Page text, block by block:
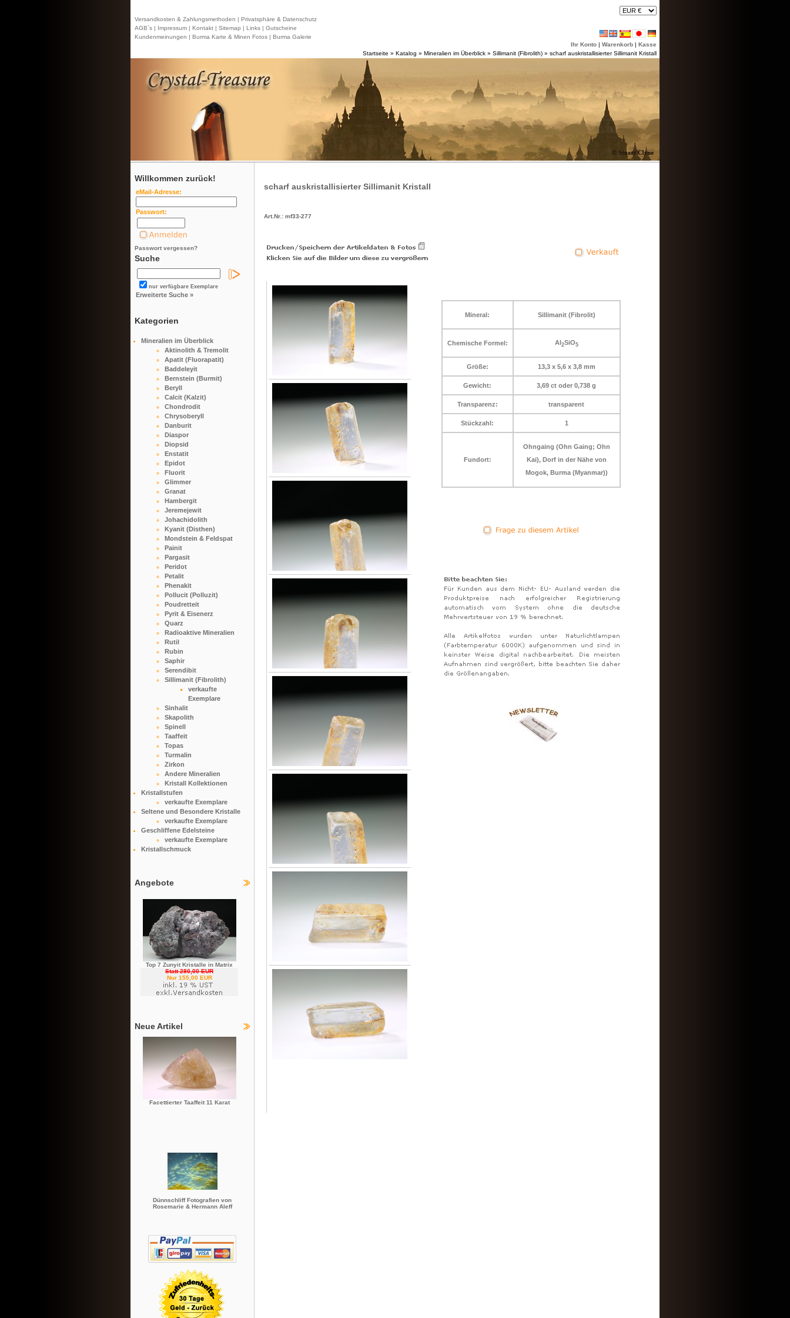
Versandkosten & Zahlungsmethoden | Privatsphäre & Datenschutz
AGB`s | Impressum | Kontakt | Sitemap | Links | Gutscheine
Kundenmeinungen | Burma Karte & Minen Fotos | Burma Galerie
Ihr Konto | Warenkorb | Kasse
Startseite » Katalog » Mineralien im Überblick » Sillimanit (Fibrolith) » scharf auskristallisierter Sillimanit Kristall
Willkommen zurück!
eMail-Adresse:
Passwort:
Passwort vergessen?
Suche
nur verfügbare Exemplare
Erweiterte Suche »
Kategorien
Mineralien im Überblick
Aktinolith & Tremolit
Apatit (Fluorapatit)
Baddeleyit
Bernstein (Burmit)
Beryll
Calcit (Kalzit)
Chondrodit
Chrysoberyll
Danburit
Diaspor
Diopsid
Enstatit
Epidot
Fluorit
Glimmer
Granat
Hambergit
Jeremejewit
Johachidolith
Kyanit (Disthen)
Mondstein & Feldspat
Painit
Pargasit
Peridot
Petalit
Phenakit
Pollucit (Polluzit)
Poudretteit
Pyrit & Eisenerz
Quarz
Radioaktive Mineralien
Rutil
Rubin
Saphir
Serendibit
Sillimanit (Fibrolith)
verkaufte
Exemplare
Sinhalit
Skapolith
Spinell
Taaffeit
Topas
Turmalin
Zirkon
Andere Mineralien
Kristall Kollektionen
Kristallstufen
verkaufte Exemplare
Seltene und Besondere Kristalle
verkaufte Exemplare
Geschliffene Edelsteine
verkaufte Exemplare
Kristallschmuck
Angebote
Top 7 Zunyit Kristalle in Matrix
Statt 280,00 EUR
Nur 155,00 EUR
Neue Artikel
Facettierter Taaffeit 11 Karat
Dünnschliff Fotografien von
Rosemarie & Hermann Aleff
scharf auskristallisierter Sillimanit Kristall
Art.Nr.: mf33-277
Mineral: Sillimanit (Fibrolit)
Chemische Formel: Al2SiO5
Größe: 13,3 x 5,6 x 3,8 mm
Gewicht: 3,69 ct oder 0,738 g
Transparenz: transparent
Stückzahl: 1
Fundort:
Ohngaing (Ohn Gaing; Ohn
Kai), Dorf in der Nähe von
Mogok, Burma (Myanmar))